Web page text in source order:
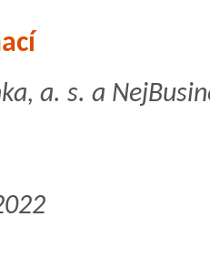
a. s. a